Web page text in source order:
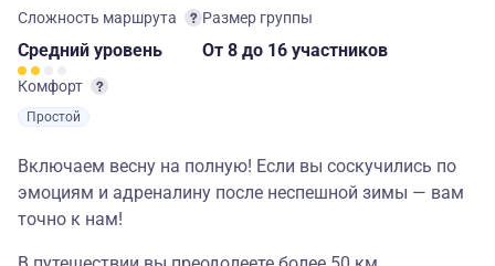
Сложность маршрута
Средний уровень
Комфорт
Простой
Размер группы
От 8 до 16 участников
Включаем весну на полную! Если вы соскучились по
эмоциям и адреналину после неспешной зимы — вам
точно к нам!